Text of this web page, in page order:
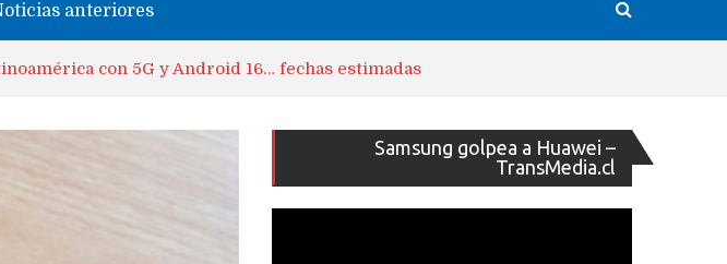
anteriores
con 5G y Android 16… fechas estimadas
Samsung golpea a Huawei –
TransMedia.cl
de
vídeo